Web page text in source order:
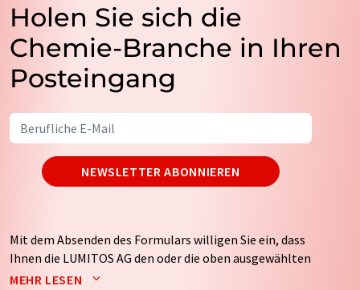
Holen Sie sich die
Chemie-Branche in Ihren
Posteingang
NEWSLETTER ABONNIEREN
Mit dem Absenden des Formulars willigen Sie ein, dass
Ihnen die LUMITOS AG den oder die oben ausgewählten
Newsletter per E-Mail zusendet. Ihre Daten werden
MEHR LESEN